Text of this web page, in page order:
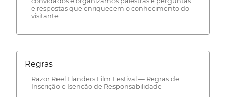
e respostas que enriquecem o conhecimento do
visitante.
Regras
Razor Reel Flanders Film Festival — Regras de
Inscrição e Isenção de Responsabilidade